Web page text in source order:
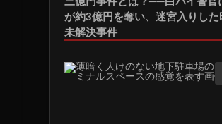
が約3億円を奪い、迷宮入りし
未解決事件